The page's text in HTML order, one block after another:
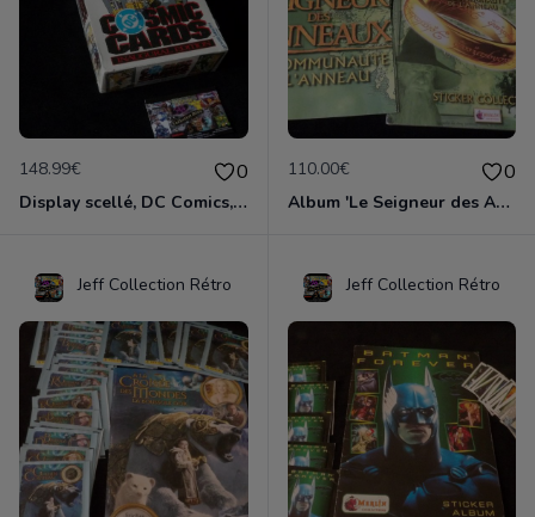
148.99€ 0
Display scellé, DC Comics, série Cosmic Cards 1991
110.00€ 0
Album 'Le Seigneur des Anneaux: La Communauté de l'Anneau' Merlin Collec. 2001
Jeff Collection Rétro Jeff Collection Rétro